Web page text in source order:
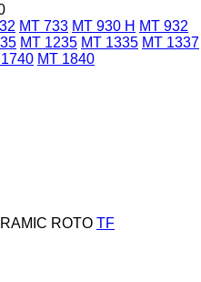
MT 733 MT 930 H MT 932
MT 1235 MT 1335 MT 1337
MT 1840
ROTO TF